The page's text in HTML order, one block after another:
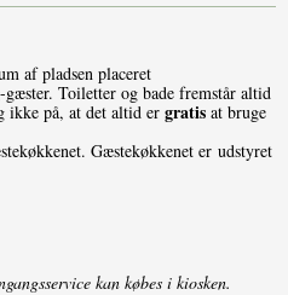
af pladsen placeret
Toiletter og bade fremstår altid
ikke på, at det altid er gratis at bruge
Gæstekøkkenet er udstyret
kan købes i kiosken.